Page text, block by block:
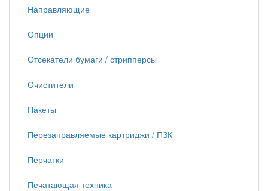
Направляющие
Опции
Отсекатели бумаги / стрипперсы
Очистители
Пакеты
Перезаправляемые картриджи / ПЗК
Перчатки
Печатающая техника